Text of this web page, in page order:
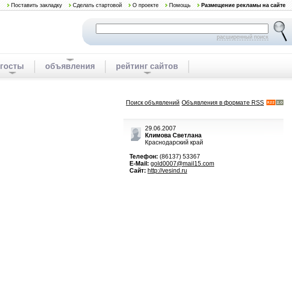
Поставить закладку Сделать стартовой О проекте Помощь Размещение рекламы на сайте
расширенный поиск
госты объявления рейтинг сайтов
Поиск объявлений Объявления в формате RSS
29.06.2007
Климова Светлана
Краснодарский край
Телефон: (86137) 53367
E-Mail: gold0007@mail15.com
Сайт: http://vesind.ru